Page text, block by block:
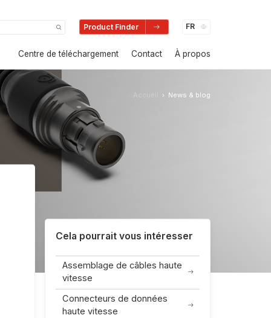
Product Finder
Centre de téléchargement Contact À propos
Accueil › News & blog
Cela pourrait vous intéresser
Assemblage de câbles haute
vitesse
Connecteurs de données
haute vitesse